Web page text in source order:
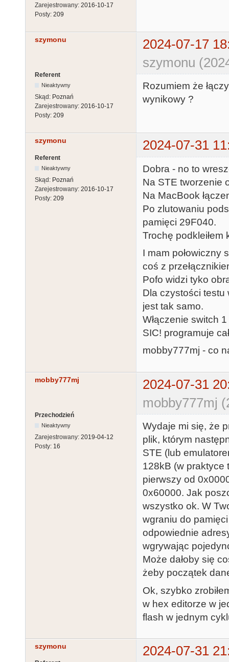
Zarejestrowany: 2016-10-17
Posty: 209
szymonu
2024-07-17
szymonu
Referent
Nieaktywny
Skąd: Poznań
Zarejestrowany: 2016-10-17
Posty: 209
Rozumiem że
wynikowy ?
szymonu 2024-07-31
Referent
Nieaktywny
Skąd: Poznań
Zarejestrowany: 2016-10-17
Posty: 209
Dobra - no to
Na STE tworzenie
Na MacBook
Po zlutowaniu
pamięci 29F040.
Trochę podkleiłem
I mam połowiczny
coś z
Pofo widzi tyko
Dla czystości testu
jest tak samo.
Włączenie switch
SIC! programuje
mobby777mj - co
mobby777mj
2024-07-31
mobby777mj
Przechodzień
Nieaktywny
Zarejestrowany: 2019-04-12
Posty: 16
Wydaje mi się, że
plik, którym
STE (lub
128kB (w praktyce
pierwszy od
0x60000. Jak
wszystko ok. W
wgraniu do
odpowiednie
wgrywając
Może dałoby się
żeby początek
Ok, szybko
w hex editorze w
flash w jednym
szymonu 2024-07-31